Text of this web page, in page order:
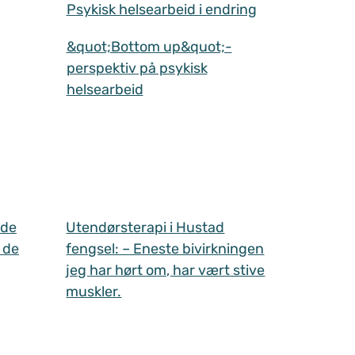
Psykisk helsearbeid i endring
&quot;Bottom up&quot;-
perspektiv på psykisk
helsearbeid
Utendørsterapi i Hustad
fengsel: – Eneste bivirkningen
jeg har hørt om, har vært stive
muskler.